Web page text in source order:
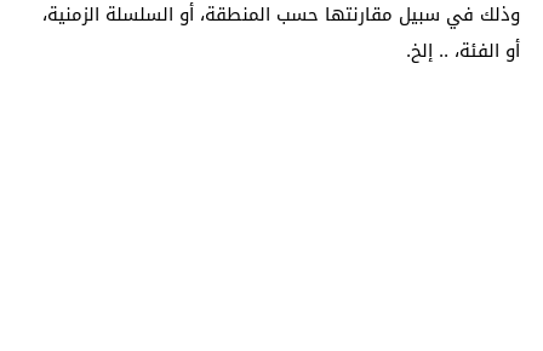
وذلك في سبيل مقارنتها حسب المنطقة، أو السلسلة الزمنية،
أو الفئة، .. إلخ.